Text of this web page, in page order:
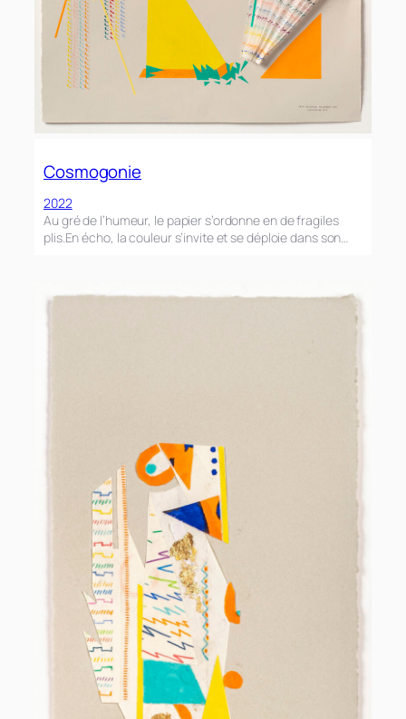
Cosmogonie
2022
Au gré de l’humeur, le papier s’ordonne en de fragiles
plis.En écho, la couleur s’invite et se déploie dans son…